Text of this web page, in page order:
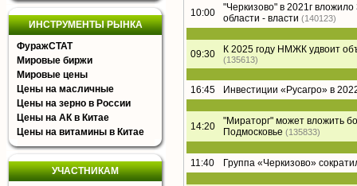
ИНСТРУМЕНТЫ РЫНКА
ФуражСТАТ
Мировые биржи
Мировые цены
Цены на масличные
Цены на зерно в России
Цены на АК в Китае
Цены на витамины в Китае
УЧАСТНИКАМ
10:00
"Черкизово" в 2021г
области - власти (140123)
09:30 К 2025 году НМЖК удвоит
(135613)
16:45 Инвестиции «Русагро» в
14:20
"Мираторг" может вложить
Подмосковье (135833)
11:40 Группа «Черкизово»